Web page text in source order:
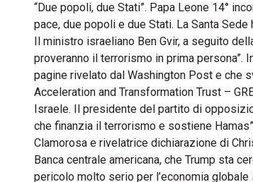
“Due popoli, due Stati”. Papa Leone 14°
pace, due popoli e due Stati. La Santa
Il ministro israeliano Ben Gvir, a seguito
proveranno il terrorismo in prima persona”.
pagine rivelato dal Washington Post e che
Acceleration and Transformation Trust –
Israele. Il presidente del partito di
che finanzia il terrorismo e sostiene
Clamorosa e rivelatrice dichiarazione di
Banca centrale americana, che Trump sta
pericolo molto serio per l’economia